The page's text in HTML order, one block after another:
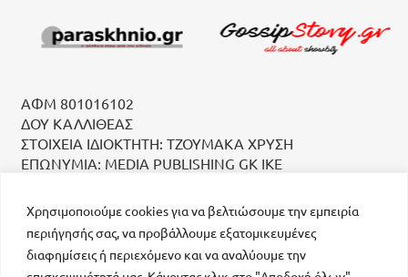
Χρησιμοποιούμε cookies για να βελτιώσουμε την εμπειρία
περιήγησής σας, να προβάλλουμε εξατομικευμένες
διαφημίσεις ή περιεχόμενο και να αναλύουμε την
ΑΦΜ 801016102
ΔΟΥ ΚΑΛΛΙΘΕΑΣ
ΣΤΟΙΧΕΙΑ ΙΔΙΟΚΤΗΤΗ: ΤΖΟΥΜΑΚΑ ΧΡΥΣΗ
ΕΠΩΝΥΜΙΑ: MEDIA PUBLISHING GK IKE